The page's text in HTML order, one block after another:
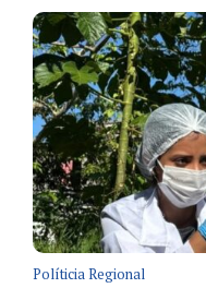
Políticia Regional